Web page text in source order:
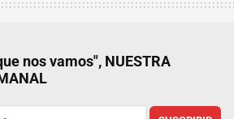
nos vamos", NUESTRA